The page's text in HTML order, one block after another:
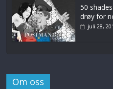
50
drøy for
juli 28,
Om oss